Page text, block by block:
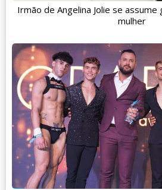
Irmão de Angelina Jolie se assume
mulher